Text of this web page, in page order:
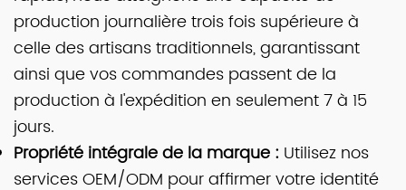
production journalière trois fois supérieure à
celle des artisans traditionnels, garantissant
ainsi que vos commandes passent de la
production à l'expédition en seulement 7 à 15
jours.
Propriété intégrale de la marque : Utilisez nos
services OEM/ODM pour affirmer votre identité